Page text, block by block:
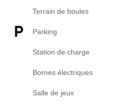
Terrain de boules
Parking
Station de charge
Bornes électriques
Salle de jeux